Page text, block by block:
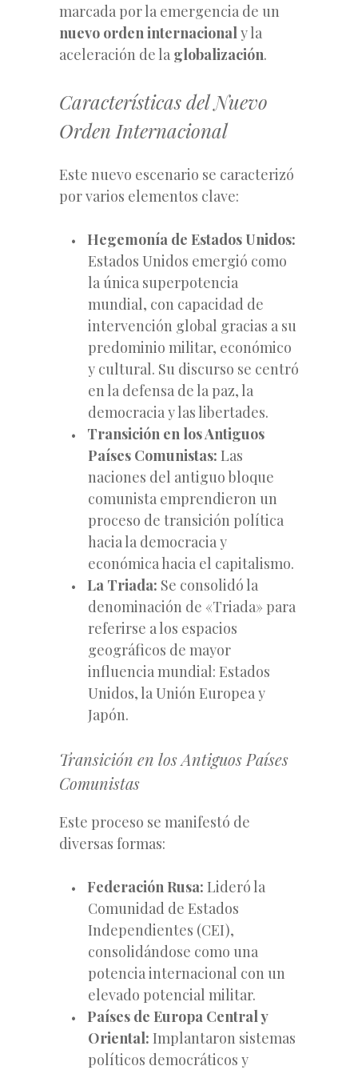
marcada por la emergencia de un
nuevo orden internacionaly la
aceleración de la globalización.
Características del Nuevo
Orden Internacional
Este nuevo escenario se caracterizó
por varios elementos clave:
Hegemonía de Estados Unidos:
Estados Unidos emergió como
la única superpotencia
mundial, con capacidad de
intervención global gracias a su
predominio militar, económico
y cultural. Su discurso se centró
en la defensa de la paz, la
democracia y las libertades.
Transición en los Antiguos
Países Comunistas: Las
naciones del antiguo bloque
comunista emprendieron un
proceso de transición política
hacia la democracia y
económica hacia el capitalismo.
La Triada: Se consolidó la
denominación de «Triada» para
referirse a los espacios
geográficos de mayor
influencia mundial: Estados
Unidos, la Unión Europea y
Japón.
Transición en los Antiguos Países
Comunistas
Este proceso se manifestó de
diversas formas:
Federación Rusa: Lideró la
Comunidad de Estados
Independientes (CEI),
consolidándose como una
potencia internacional con un
elevado potencial militar.
Países de Europa Central y
Oriental: Implantaron sistemas
políticos democráticos y